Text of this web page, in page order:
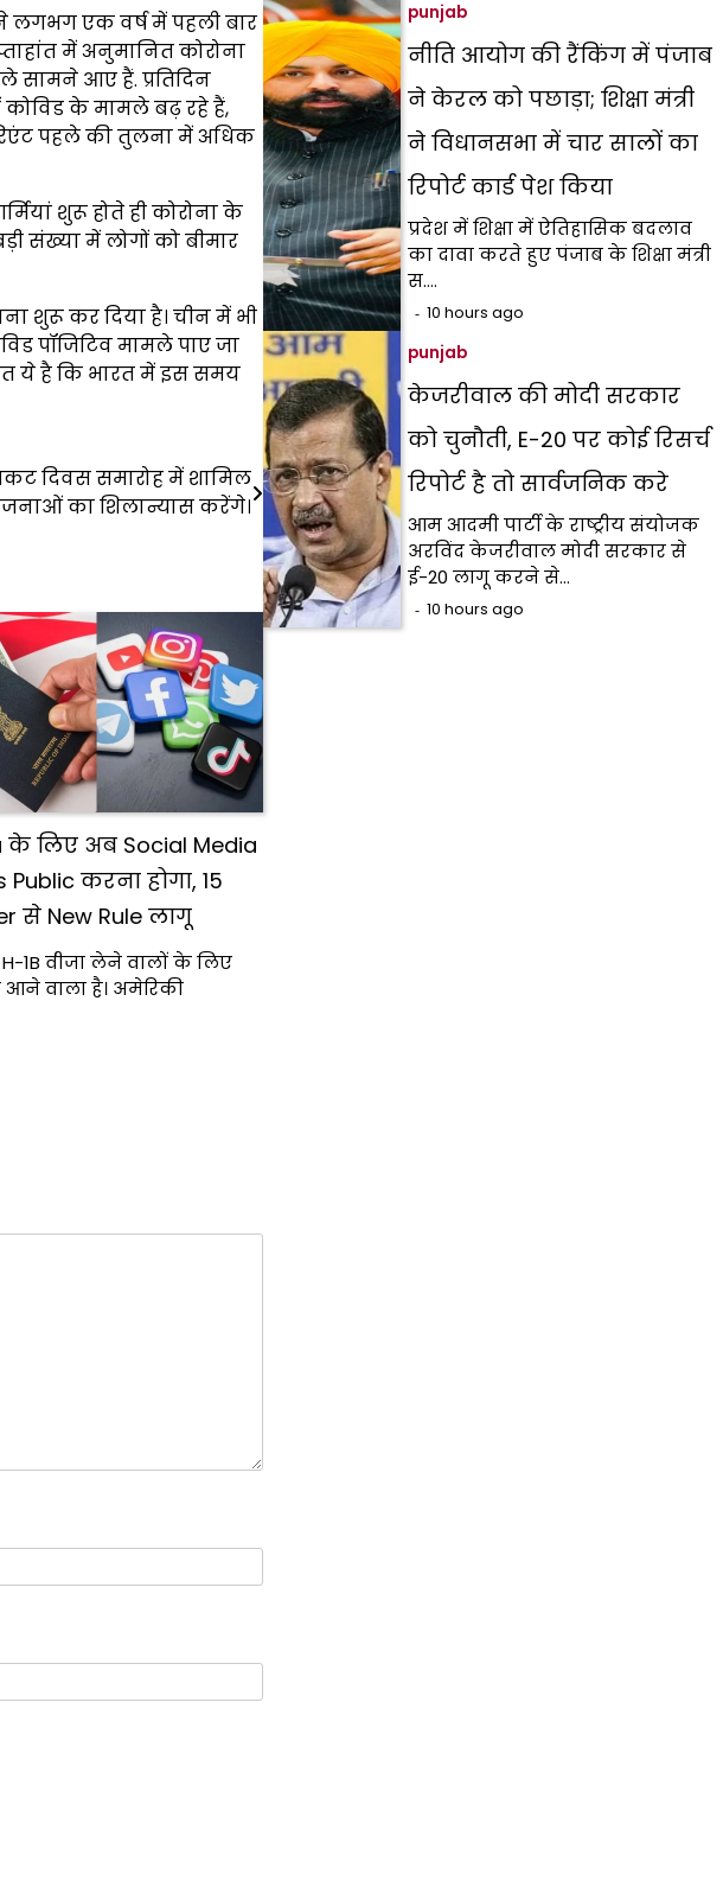
लगभग एक वर्ष में पहली बार
में अनुमानित कोरोना
सामने आए हैं. प्रतिदिन
कोविड के मामले बढ़ रहे हैं,
पहले की तुलना में अधिक
शुरू होते ही कोरोना के
संख्या में लोगों को बीमार
शुरू कर दिया है। चीन में भी
पॉजिटिव मामले पाए जा
ये है कि भारत में इस समय
दिवस समारोह में शामिल
का शिलान्यास करेंगे।
के लिए अब Social Media
करना होगा, 15
से New Rule लागू
1B वीजा लेने वालों के लिए
आने वाला है। अमेरिकी
punjab
नीति आयोग की रैंकिंग में पंजाब
ने केरल को पछाड़ा; शिक्षा मंत्री
ने विधानसभा में चार सालों का
रिपोर्ट कार्ड पेश किया
प्रदेश में शिक्षा में ऐतिहासिक बदलाव
का दावा करते हुए पंजाब के शिक्षा मंत्री
स.…
10 hours ago
punjab
केजरीवाल की मोदी सरकार
को चुनौती, E-20 पर कोई रिसर्च
रिपोर्ट है तो सार्वजनिक करे
आम आदमी पार्टी के राष्ट्रीय संयोजक
अरविंद केजरीवाल मोदी सरकार से
ई-20 लागू करने से…
10 hours ago